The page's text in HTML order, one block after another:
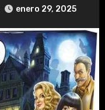
enero 29, 2025